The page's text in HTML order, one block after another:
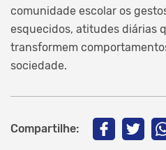
comunidade escolar os
esquecidos, atitudes diárias
transformem
sociedade.
Compartilhe: